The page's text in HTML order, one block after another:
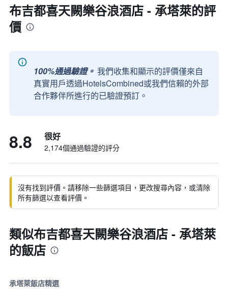
布吉都喜天闕樂谷浪酒店 - 承塔萊的評
價
100%通過驗證。 我們收集和顯示的評價僅來自
真實用戶透過HotelsCombined或我們信賴的外部
合作夥伴所進行的已驗證預訂。
8.8 很好
2,174個通過驗證的評分
沒有找到評價。請移除一些篩選項目，更改搜尋內容，或清除
所有篩選以查看評價。
類似布吉都喜天闕樂谷浪酒店 - 承塔萊
的飯店
承塔萊飯店精選